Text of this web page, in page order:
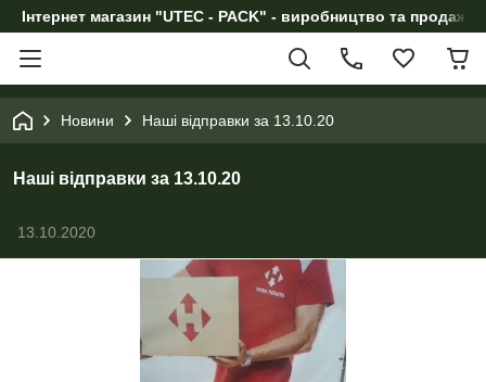
Інтернет магазин "UTEC - PACK" - виробництво та продаж
Новини Наші відправки за 13.10.20
Наші відправки за 13.10.20
13.10.2020